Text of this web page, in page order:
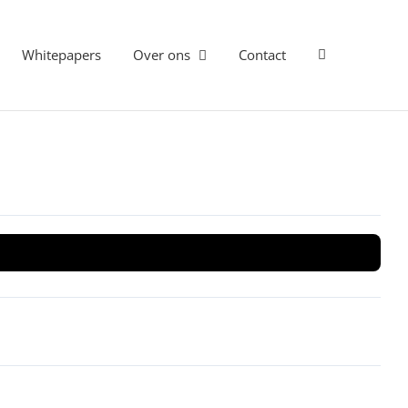
Whitepapers Over ons Contact